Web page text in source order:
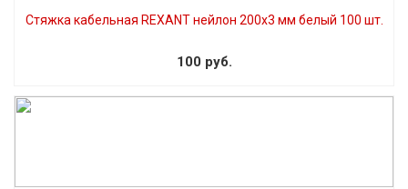
Стяжка кабельная REXANT нейлон 200х3 мм белый 100 шт.
100 руб.